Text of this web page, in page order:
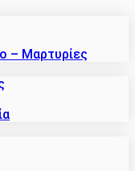
– Μαρτυρίες